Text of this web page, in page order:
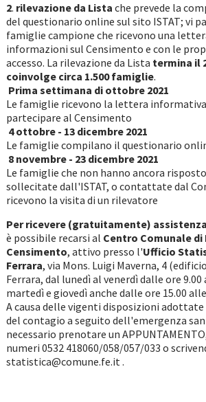
2. rilevazione da Lista che prevede la
del questionario online sul sito ISTAT; vi
famiglie campione che ricevono una
informazioni sul Censimento e con le
accesso. La rilevazione da Lista termina il
coinvolge circa 1.500 famiglie.
­ Prima settimana di ottobre 2021
Le famiglie ricevono la lettera
partecipare al Censimento
4 ottobre - 13 dicembre 2021
Le famiglie compilano il questionario
­ 8 novembre - 23 dicembre 2021
Le famiglie che non hanno ancora
sollecitate dall'ISTAT, o contattate dal
ricevono la visita di un rilevatore
Per ricevere (gratuitamente)
è possibile recarsi al Centro Comunale
Censimento, attivo presso l'Ufficio
Ferrara, via Mons. Luigi Maverna, 4
Ferrara, dal lunedì al venerdì dalle ore 9.00
martedì e giovedì anche dalle ore 15.00
A causa delle vigenti disposizioni
del contagio a seguito dell'emergenza
necessario prenotare un
numeri 0532 418060/058/057/033 o
statistica@comune.fe.it .